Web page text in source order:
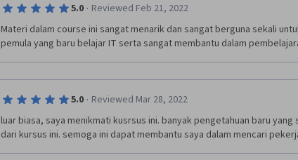
5.0 · Reviewed Feb 21, 2022
Materi dalam course ini sangat menarik dan sangat berguna sekali
pemula yang baru belajar IT serta sangat membantu dalam
5.0 · Reviewed Mar 28, 2022
luar biasa, saya menikmati kusrsus ini. banyak pengetahuan baru yang
dari kursus ini. semoga ini dapat membantu saya dalam mencari